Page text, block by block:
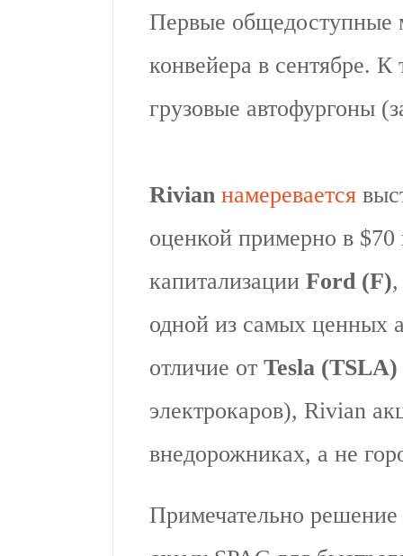
Первые
конвейера в сентябре.
грузовые автофургоны
Rivian намеревается
оценкой примерно в
капитализации Ford (F)
одной из самых ценных
отличие от Tesla (TSLA)
электрокаров), Rivian
внедорожниках, а не
Примечательно решение